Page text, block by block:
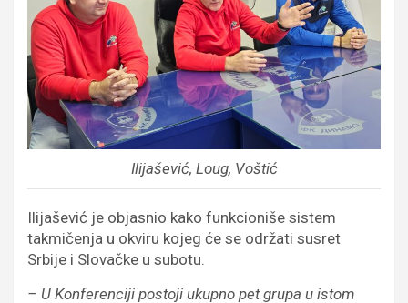
Ilijašević, Loug, Voštić
Ilijašević je objasnio kako funkcioniše sistem
takmičenja u okviru kojeg će se održati susret
Srbije i Slovačke u subotu.
– U Konferenciji postoji ukupno pet grupa u istom